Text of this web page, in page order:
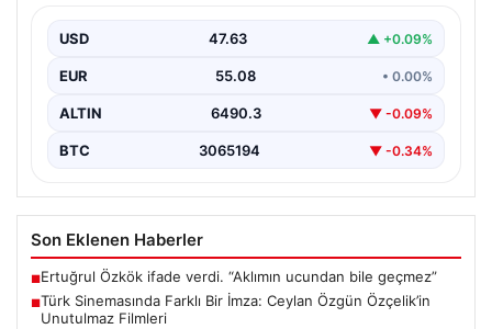
Türk sinemasında kendine özgü ve etkileyici bir anlatım
USD 47.63 ▲ +0.09%
EUR 55.08 • 0.00%
ALTIN 6490.3 ▼ -0.09%
BTC 3065194 ▼ -0.34%
Son Eklenen Haberler
■Ertuğrul Özkök ifade verdi. “Aklımın ucundan bile geçmez”
■Türk Sinemasında Farklı Bir İmza: Ceylan Özgün Özçelik’in
Unutulmaz Filmleri